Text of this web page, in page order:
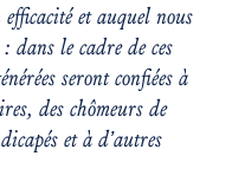
et auquel nous
dans le cadre de ces
seront confiées à
des chômeurs de
et à d’autres